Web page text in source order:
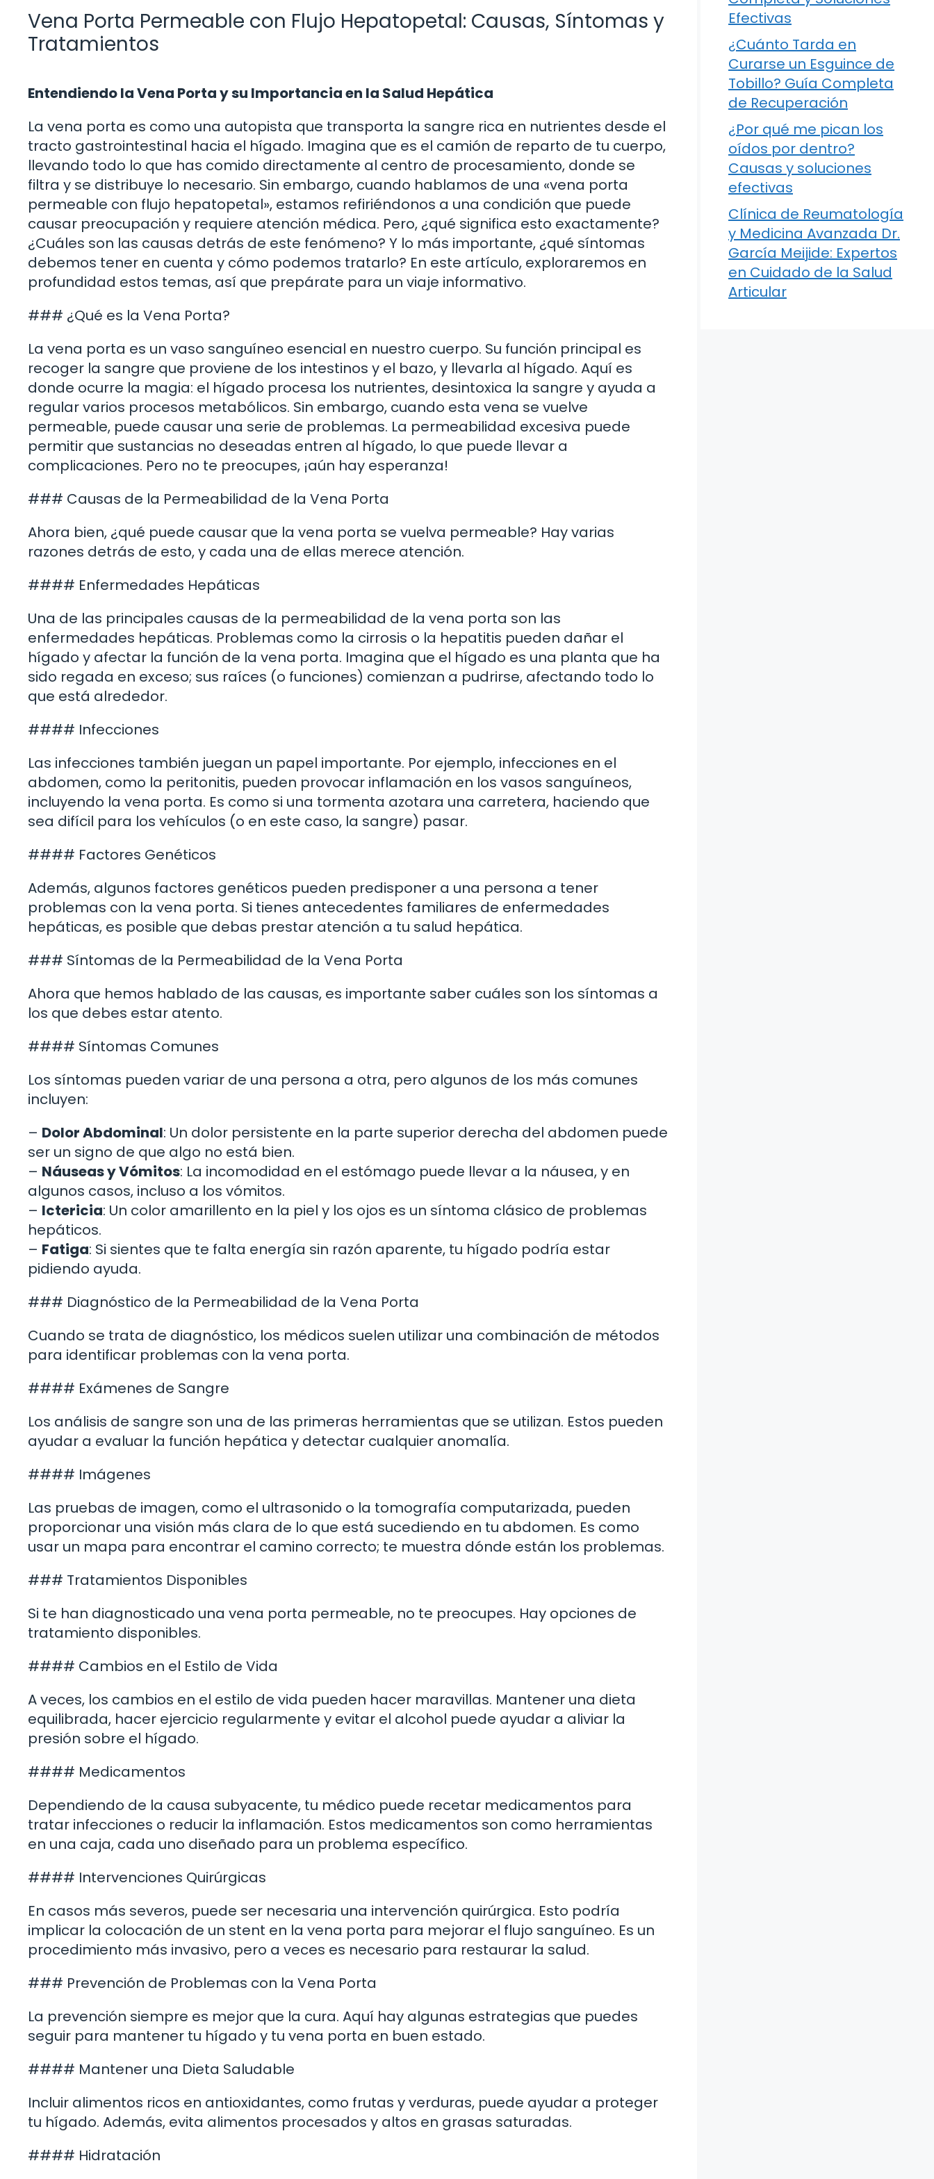
Vena Porta Permeable con Flujo Hepatopetal: Causas, Síntomas y
Tratamientos
Entendiendo la Vena Porta y su Importancia en la Salud Hepática
La vena porta es como una autopista que transporta la sangre rica en nutrientes desde el
tracto gastrointestinal hacia el hígado. Imagina que es el camión de reparto de tu cuerpo,
llevando todo lo que has comido directamente al centro de procesamiento, donde se
filtra y se distribuye lo necesario. Sin embargo, cuando hablamos de una «vena porta
permeable con flujo hepatopetal», estamos refiriéndonos a una condición que puede
causar preocupación y requiere atención médica. Pero, ¿qué significa esto exactamente?
¿Cuáles son las causas detrás de este fenómeno? Y lo más importante, ¿qué síntomas
debemos tener en cuenta y cómo podemos tratarlo? En este artículo, exploraremos en
profundidad estos temas, así que prepárate para un viaje informativo.
### ¿Qué es la Vena Porta?
La vena porta es un vaso sanguíneo esencial en nuestro cuerpo. Su función principal es
recoger la sangre que proviene de los intestinos y el bazo, y llevarla al hígado. Aquí es
donde ocurre la magia: el hígado procesa los nutrientes, desintoxica la sangre y ayuda a
regular varios procesos metabólicos. Sin embargo, cuando esta vena se vuelve
permeable, puede causar una serie de problemas. La permeabilidad excesiva puede
permitir que sustancias no deseadas entren al hígado, lo que puede llevar a
complicaciones. Pero no te preocupes, ¡aún hay esperanza!
### Causas de la Permeabilidad de la Vena Porta
Ahora bien, ¿qué puede causar que la vena porta se vuelva permeable? Hay varias
razones detrás de esto, y cada una de ellas merece atención.
#### Enfermedades Hepáticas
Una de las principales causas de la permeabilidad de la vena porta son las
enfermedades hepáticas. Problemas como la cirrosis o la hepatitis pueden dañar el
hígado y afectar la función de la vena porta. Imagina que el hígado es una planta que ha
sido regada en exceso; sus raíces (o funciones) comienzan a pudrirse, afectando todo lo
que está alrededor.
#### Infecciones
Las infecciones también juegan un papel importante. Por ejemplo, infecciones en el
abdomen, como la peritonitis, pueden provocar inflamación en los vasos sanguíneos,
incluyendo la vena porta. Es como si una tormenta azotara una carretera, haciendo que
sea difícil para los vehículos (o en este caso, la sangre) pasar.
#### Factores Genéticos
Además, algunos factores genéticos pueden predisponer a una persona a tener
problemas con la vena porta. Si tienes antecedentes familiares de enfermedades
hepáticas, es posible que debas prestar atención a tu salud hepática.
### Síntomas de la Permeabilidad de la Vena Porta
Ahora que hemos hablado de las causas, es importante saber cuáles son los síntomas a
los que debes estar atento.
#### Síntomas Comunes
Los síntomas pueden variar de una persona a otra, pero algunos de los más comunes
incluyen:
– Dolor Abdominal: Un dolor persistente en la parte superior derecha del abdomen puede
ser un signo de que algo no está bien.
– Náuseas y Vómitos: La incomodidad en el estómago puede llevar a la náusea, y en
algunos casos, incluso a los vómitos.
– Ictericia: Un color amarillento en la piel y los ojos es un síntoma clásico de problemas
hepáticos.
– Fatiga: Si sientes que te falta energía sin razón aparente, tu hígado podría estar
pidiendo ayuda.
### Diagnóstico de la Permeabilidad de la Vena Porta
Cuando se trata de diagnóstico, los médicos suelen utilizar una combinación de métodos
para identificar problemas con la vena porta.
#### Exámenes de Sangre
Los análisis de sangre son una de las primeras herramientas que se utilizan. Estos pueden
ayudar a evaluar la función hepática y detectar cualquier anomalía.
#### Imágenes
Las pruebas de imagen, como el ultrasonido o la tomografía computarizada, pueden
proporcionar una visión más clara de lo que está sucediendo en tu abdomen. Es como
usar un mapa para encontrar el camino correcto; te muestra dónde están los problemas.
### Tratamientos Disponibles
Si te han diagnosticado una vena porta permeable, no te preocupes. Hay opciones de
tratamiento disponibles.
#### Cambios en el Estilo de Vida
A veces, los cambios en el estilo de vida pueden hacer maravillas. Mantener una dieta
equilibrada, hacer ejercicio regularmente y evitar el alcohol puede ayudar a aliviar la
presión sobre el hígado.
#### Medicamentos
Dependiendo de la causa subyacente, tu médico puede recetar medicamentos para
tratar infecciones o reducir la inflamación. Estos medicamentos son como herramientas
en una caja, cada uno diseñado para un problema específico.
#### Intervenciones Quirúrgicas
En casos más severos, puede ser necesaria una intervención quirúrgica. Esto podría
implicar la colocación de un stent en la vena porta para mejorar el flujo sanguíneo. Es un
procedimiento más invasivo, pero a veces es necesario para restaurar la salud.
### Prevención de Problemas con la Vena Porta
La prevención siempre es mejor que la cura. Aquí hay algunas estrategias que puedes
seguir para mantener tu hígado y tu vena porta en buen estado.
#### Mantener una Dieta Saludable
Incluir alimentos ricos en antioxidantes, como frutas y verduras, puede ayudar a proteger
tu hígado. Además, evita alimentos procesados y altos en grasas saturadas.
#### Hidratación
Efectivas
¿Cuánto Tarda en
Curarse un Esguince de
Tobillo? Guía Completa
de Recuperación
¿Por qué me pican los
oídos por dentro?
Causas y soluciones
efectivas
Clínica de Reumatología
y Medicina Avanzada Dr.
García Meijide: Expertos
en Cuidado de la Salud
Articular